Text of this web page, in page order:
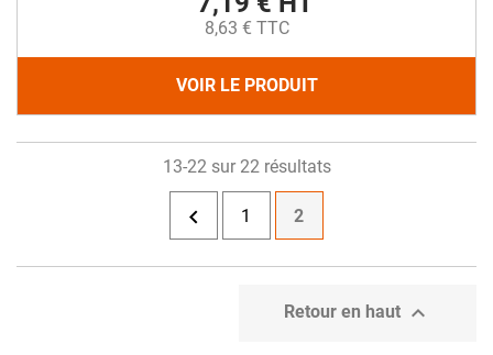
8,63 € TTC
VOIR LE PRODUIT
13-22 sur 22 résultats
 1 2
Retour en haut 